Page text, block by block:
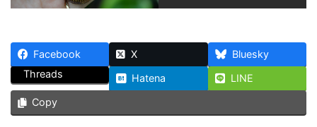
Facebook X
Bluesky
Threads
Hatena
LINE
Copy